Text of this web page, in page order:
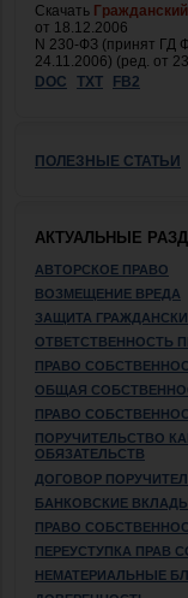
Скачать
от 18.12.2006
N 230-ФЗ (принят ГД
24.11.2006) (ред. от
DOC
TXT FB2
ПОЛЕЗНЫЕ СТАТЬИ
АКТУАЛЬНЫЕ
АВТОРСКОЕ ПРАВО
ВОЗМЕЩЕНИЕ ВРЕДА
ЗАЩИТА
ОТВЕТСТВЕННОСТЬ
ПРАВО
ОБЩАЯ
ПРАВО
ПОРУЧИТЕЛЬСТВО
ОБЯЗАТЕЛЬСТВ
ДОГОВОР
БАНКОВСКИЕ
ПРАВО
ПЕРЕУСТУПКА ПРАВ
НЕМАТЕРИАЛЬНЫЕ